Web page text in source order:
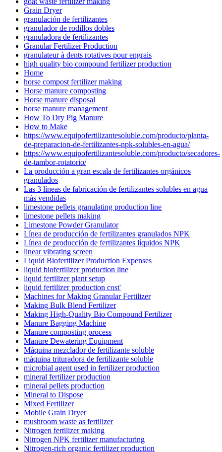
Grain Dryer
granulación de fertilizantes
granulador de rodillos dobles
granuladora de fertilizantes
Granular Fertilizer Production
granulateur à dents rotatives pour engrais
high quality bio compound fertilizer production
Home
horse compost fertilizer making
Horse manure composting
Horse manure disposal
horse manure management
How To Dry Pig Manure
How to Make
https://www.equipofertilizantesoluble.com/producto/planta-
de-preparacion-de-fertilizantes-npk-solubles-en-agua/
https://www.equipofertilizantesoluble.com/producto/secadores-
de-tambor-rotatorio/
La producción a gran escala de fertilizantes orgánicos
granulados
Las 3 líneas de fabricación de fertilizantes solubles en agua
más vendidas
limestone pellets granulating production line
limestone pellets making
Limestone Powder Granulator
Línea de producción de fertilizantes granulados NPK
Línea de producción de fertilizantes líquidos NPK
linear vibrating screen
Liquid Biofertilizer Production Expenses
liquid biofertilizer production line
liquid fertilizer plant setup
liquid fertilizer production cost'
Machines for Making Granular Fertilizer
Making Bulk Blend Fertilizer
Making High-Quality Bio Compound Fertilizer
Manure Bagging Machine
Manure composting process
Manure Dewatering Equipment
Máquina mezclador de fertilizante soluble
máquina trituradora de fertilizante soluble
microbial agent used in fertilizer production
mineral fertilizer production
mineral pellets production
Mineral to Dispose
Mixed Fertilizer
Mobile Grain Dryer
mushroom waste as fertilizer
Nitrogen fertilizer making
Nitrogen NPK fertilizer manufacturing
Nitrogen-rich organic fertilizer production